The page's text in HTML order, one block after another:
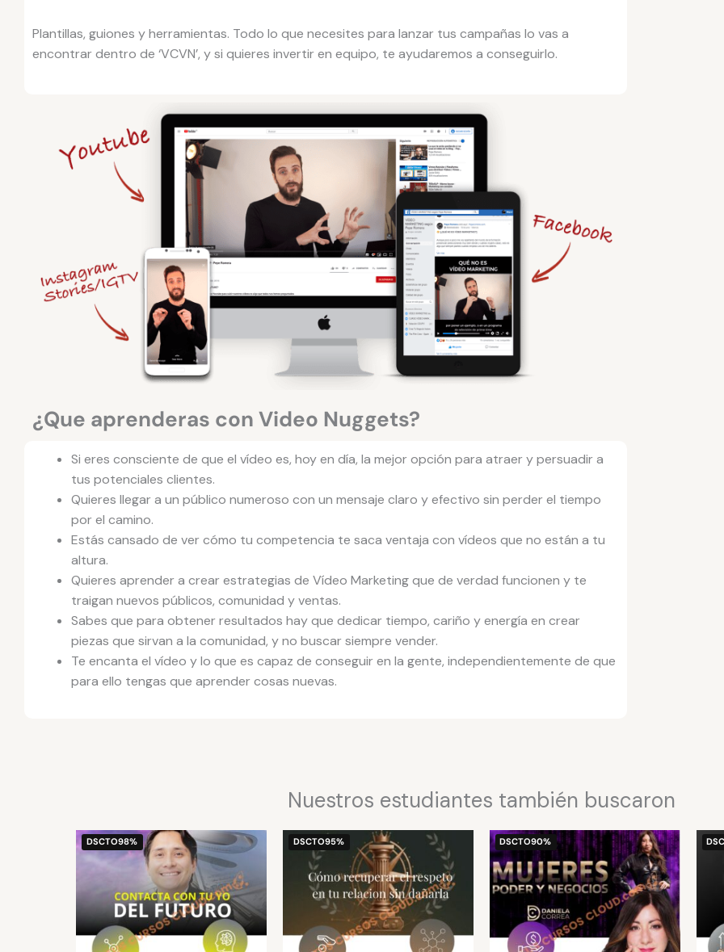
Plantillas, guiones y herramientas. Todo lo que necesites para lanzar tus campañas lo vas a
encontrar dentro de ‘VCVN’, y si quieres invertir en equipo, te ayudaremos a conseguirlo.
¿Que aprenderas con Video Nuggets?
Si eres consciente de que el vídeo es, hoy en día, la mejor opción para atraer y persuadir a
tus potenciales clientes.
Quieres llegar a un público numeroso con un mensaje claro y efectivo sin perder el tiempo
por el camino.
Estás cansado de ver cómo tu competencia te saca ventaja con vídeos que no están a tu
altura.
Quieres aprender a crear estrategias de Vídeo Marketing que de verdad funcionen y te
traigan nuevos públicos, comunidad y ventas.
Sabes que para obtener resultados hay que dedicar tiempo, cariño y energía en crear
piezas que sirvan a la comunidad, y no buscar siempre vender.
Te encanta el vídeo y lo que es capaz de conseguir en la gente, independientemente de que
para ello tengas que aprender cosas nuevas.
Nuestros estudiantes también buscaron
DSCTO98%
El
precio
original
era:
$497.
El
precio
actual
es:
$10.
DSCTO95%
El
precio
original
era:
$200.
precio
actual
es:
$10.
DSCTO90%
El
precio
original
era:
$100.
El
precio
actual
es:
$10.